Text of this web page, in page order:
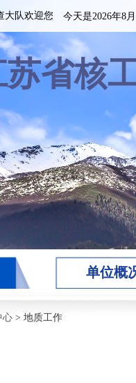
欢迎您 今天是2026年8
苏省核
单位概
心 > 地质工作